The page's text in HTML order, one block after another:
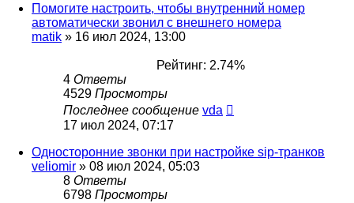
Помогите настроить, чтобы внутренний номер
автоматически звонил с внешнего номера
matik » 16 июл 2024, 13:00
Рейтинг: 2.74%
4 Ответы
4529 Просмотры
Последнее сообщение vda
17 июл 2024, 07:17
Односторонние звонки при настройке sip-транков
veliomir » 08 июл 2024, 05:03
8 Ответы
6798 Просмотры